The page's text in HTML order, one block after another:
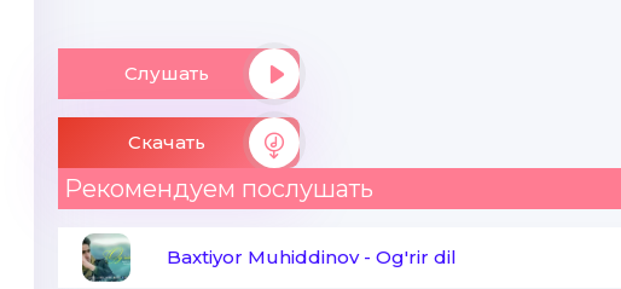
Слушать
Скачать
Рекомендуем послушать
Baxtiyor Muhiddinov- Og'rir dil